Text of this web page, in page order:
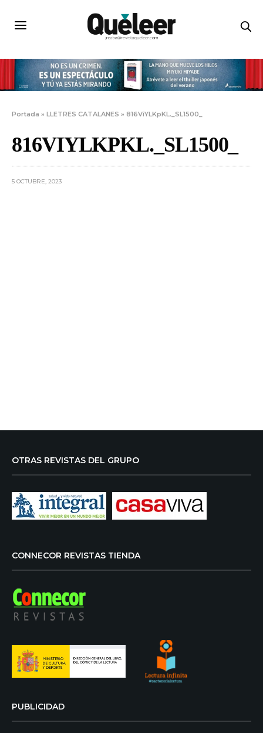
Portada »LLETRES CATALANES »816ViYLKpKL._SL1500_
816VIYLKPKL._SL1500_
5 OCTUBRE, 2023
OTRAS REVISTAS DEL GRUPO
CONNECOR REVISTAS TIENDA
PUBLICIDAD